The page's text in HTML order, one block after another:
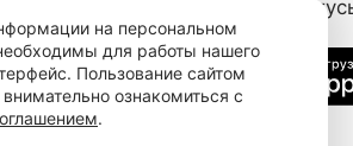
на персональном
для работы нашего
Пользование сайтом
ознакомиться с
.